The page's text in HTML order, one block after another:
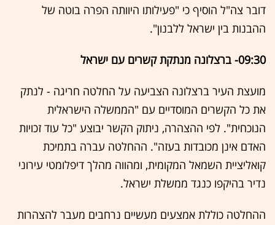
דובר צה"ל הוסיף כי "פעילותו היוותה הפרה בוטה של
ההבנות בין ישראל ללבנון".
09:30- ברצלונה מנתקת קשרים עם ישראל
מועצת העיר ברצלונה הצביעה על החלטה חריגה - לנתק
את כל הקשרים המוסדיים עם "הממשלה הישראלית
הנוכחית". לפי ההצהרה, ניתוק הקשר יבוצע "כל עוד זכויות
האדם אינן מכובדות בעזה". ההחלטה עברה בתמיכת
קואליציית השמאל המקומית, ומהווה מהלך דיפלומטי עירוני
נדיר בהיקפו כנגד ממשלת ישראל.
ההחלטה כוללת אמצעים מעשיים נרחבים מעבר להצהרות